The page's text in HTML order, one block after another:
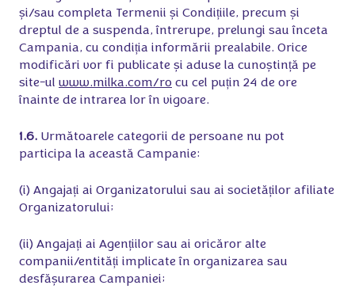
și/sau completa Termenii și Condițiile, precum și
dreptul de a suspenda, întrerupe, prelungi sau înceta
Campania, cu condiția informării prealabile. Orice
modificări vor fi publicate și aduse la cunoștință pe
site-ul www.milka.com/ro cu cel puțin 24 de ore
înainte de intrarea lor în vigoare.
1.6. Următoarele categorii de persoane nu pot
participa la această Campanie:
(i) Angajați ai Organizatorului sau ai societăților afiliate
Organizatorului;
(ii) Angajați ai Agențiilor sau ai oricăror alte
companii/entități implicate în organizarea sau
desfășurarea Campaniei;